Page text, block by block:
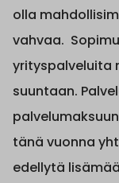
olla
vahvaa.
yrityspalveluita
suuntaan.
tänä vuonna
edellytä